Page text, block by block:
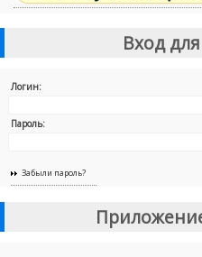
Вход
Логин:
Пароль:
Забыли пароль?